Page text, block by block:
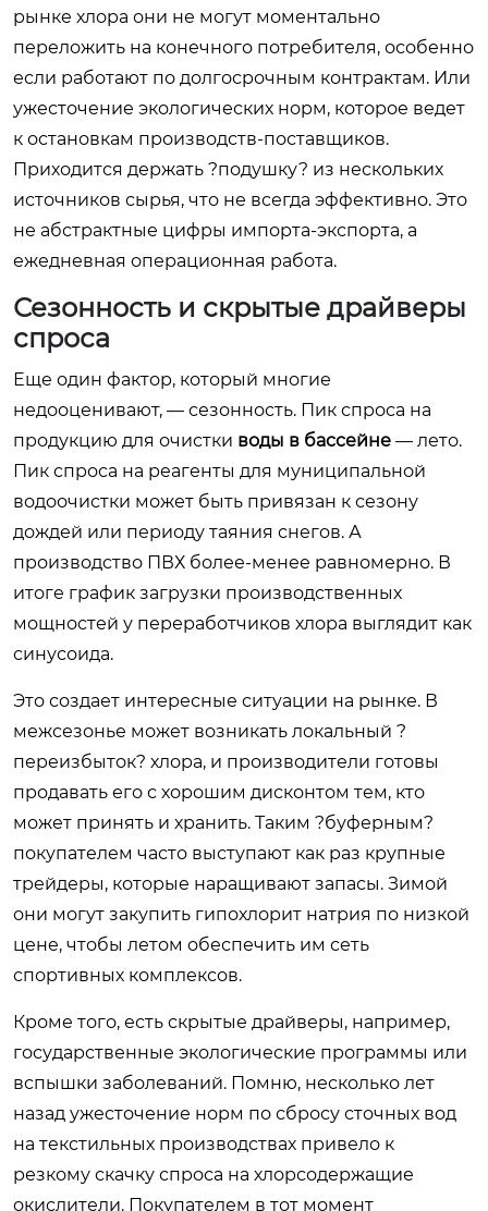
рынке хлора они не могут моментально
переложить на конечного потребителя, особенно
если работают по долгосрочным контрактам. Или
ужесточение экологических норм, которое ведет
к остановкам производств-поставщиков.
Приходится держать ?подушку? из нескольких
источников сырья, что не всегда эффективно. Это
не абстрактные цифры импорта-экспорта, а
ежедневная операционная работа.
Сезонность и скрытые драйверы
спроса
Еще один фактор, который многие
недооценивают, — сезонность. Пик спроса на
продукцию для очистки воды в бассейне — лето.
Пик спроса на реагенты для муниципальной
водоочистки может быть привязан к сезону
дождей или периоду таяния снегов. А
производство ПВХ более-менее равномерно. В
итоге график загрузки производственных
мощностей у переработчиков хлора выглядит как
синусоида.
Это создает интересные ситуации на рынке. В
межсезонье может возникать локальный ?
переизбыток? хлора, и производители готовы
продавать его с хорошим дисконтом тем, кто
может принять и хранить. Таким ?буферным?
покупателем часто выступают как раз крупные
трейдеры, которые наращивают запасы. Зимой
они могут закупить гипохлорит натрия по низкой
цене, чтобы летом обеспечить им сеть
спортивных комплексов.
Кроме того, есть скрытые драйверы, например,
государственные экологические программы или
вспышки заболеваний. Помню, несколько лет
назад ужесточение норм по сбросу сточных вод
на текстильных производствах привело к
резкому скачку спроса на хлорсодержащие
окислители. Покупателем в тот момент